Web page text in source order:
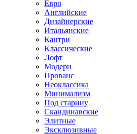
Евро
Английские
Дизайнерские
Итальянские
Кантри
Классические
Лофт
Модерн
Прованс
Неоклассика
Минимализм
Под старину
Скандинавские
Элитные
Эксклюзивные